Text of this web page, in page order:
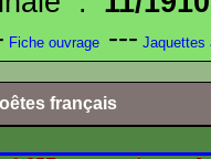
Fiche ouvrage --- Jaquettes
français